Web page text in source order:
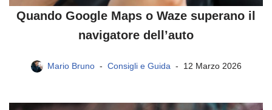
Quando Google Maps o Waze superano il
navigatore dell’auto
Mario Bruno Consigli e Guida 12 Marzo 2026